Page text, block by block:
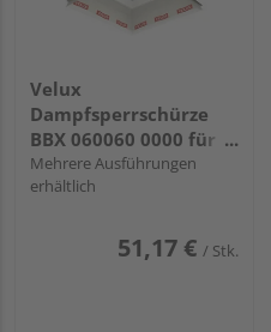
Velux
Dampfsperrschürze
BBX 060060 0000 für
Flachdach-Fenster
Mehrere Ausführungen
erhältlich
51,17 € / Stk.